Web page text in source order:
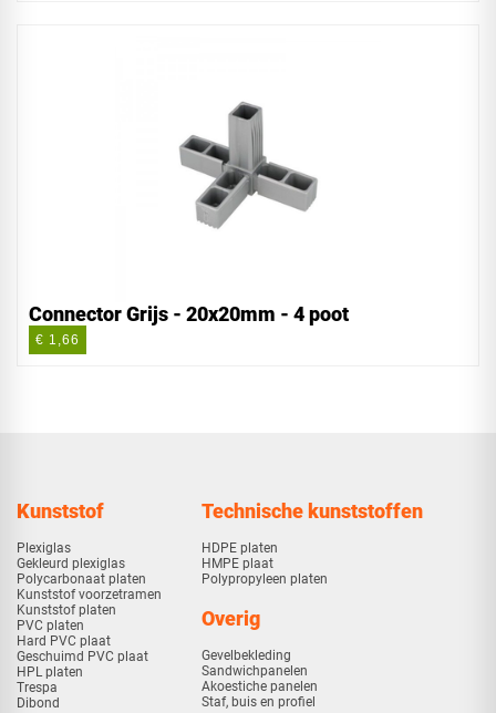
Connector Grijs - 20x20mm - 4 poot
€ 1,66
Kunststof
Plexiglas
Gekleurd plexiglas
Polycarbonaat platen
Kunststof voorzetramen
Kunststof platen
PVC platen
Hard PVC plaat
Geschuimd PVC plaat
HPL platen
Trespa
Dibond
Technische kunststoffen
HDPE platen
HMPE plaat
Polypropyleen platen
Overig
Gevelbekleding
Sandwichpanelen
Akoestiche panelen
Staf, buis en profiel